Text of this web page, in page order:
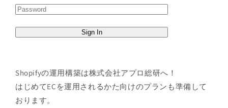
Shopifyの運用構築は株式会社アプロ総研へ！
はじめてECを運用されるかた向けのプランも準備して
おります。